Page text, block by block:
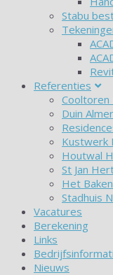
Stabu
Referenties
Duin
Kustwerk
Houtwal
St Jan
Het
Stadhuis
Vacatures
Berekening
Links
Nieuws